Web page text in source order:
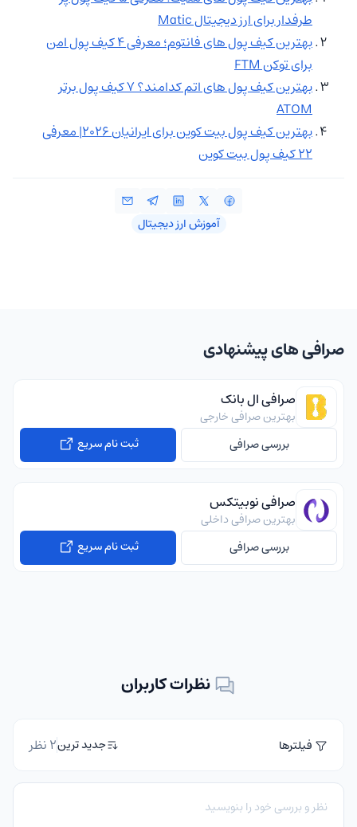
طرفدار برای ارز دیجیتال Matic
بهترین کیف پول های فانتوم؛ معرفی ۴ کیف پول امن
برای توکن FTM
بهترین کیف پول های اتم کدامند؟ ۷ کیف پول برتر
ATOM
بهترین کیف پول بیت کوین برای ایرانیان 2026| معرفی
22 کیف پول بیت کوین
آموزش ارز دیجیتال
صرافی های پیشنهادی
صرافی ال بانک
بهترین صرافی خارجی
بررسی صرافی
ثبت نام سریع
صرافی نوبیتکس
بهترین صرافی داخلی
بررسی صرافی
ثبت نام سریع
نظرات کاربران
فیلترها جدید ترین2 نظر